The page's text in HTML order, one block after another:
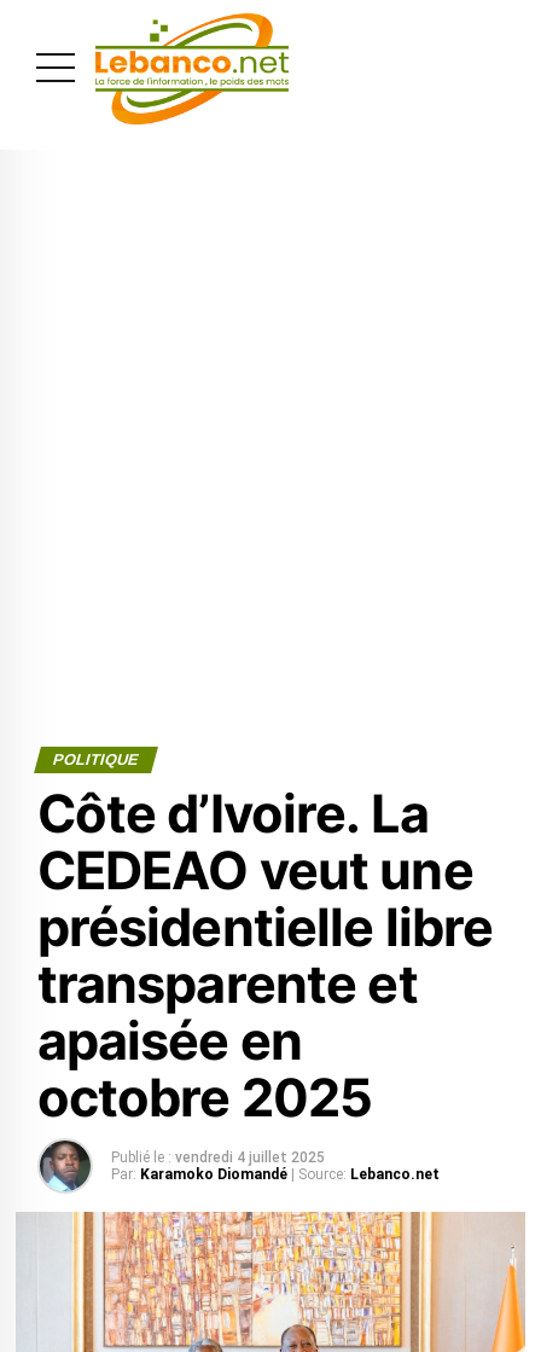
POLITIQUE
Côte d’Ivoire. La
CEDEAO veut une
présidentielle libre
transparente et
apaisée en
octobre 2025
Publié le : vendredi 4 juillet 2025
Par: Karamoko Diomandé | Source: Lebanco.net